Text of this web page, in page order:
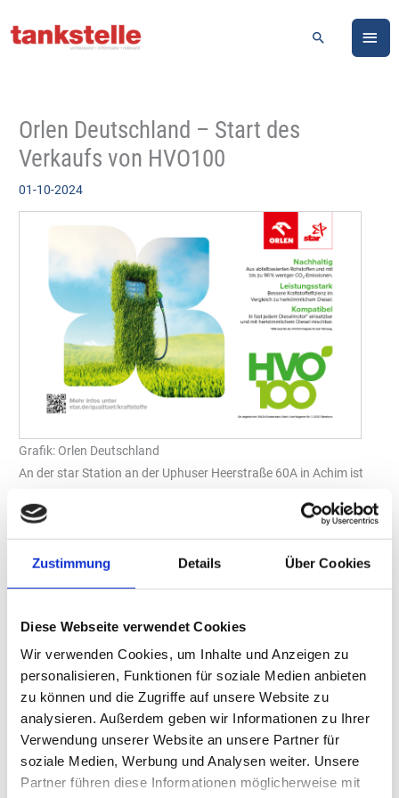
Zustimmung Details Über Cookies
Diese Webseite verwendet Cookies
Wir verwenden Cookies, um Inhalte und Anzeigen zu
personalisieren, Funktionen für soziale Medien anbieten
zu können und die Zugriffe auf unsere Website zu
analysieren. Außerdem geben wir Informationen zu Ihrer
Verwendung unserer Website an unsere Partner für
soziale Medien, Werbung und Analysen weiter. Unsere
Partner führen diese Informationen möglicherweise mit
Inhalt
Suchen
Orlen Deutschland – Start des
Verkaufs von HVO100
01-10-2024
Grafik: Orlen Deutschland
An der star Station an der Uphuser Heerstraße 60A in Achim ist
Verkauf von HVO100 geht einher mit dem strategischen Ziel von
ORLEN Deutschland, das Angebot an klimafreundlichen,
nachhaltigen Kraftstoffen auszubauen und CO
-Emissionen
kontinuierlich zu reduzieren.
Deutschland verkauft werden.HVO100 (Hydrotreated Vegetable
Oils) wird aus Rest- und Abfallstoffen (Pflanzenölen) hergestellt
und kann den Ausstoß von Treibhausgasen um bis zu 90 Prozent
senken. Darüber hinaus verbrennt der alternative Dieselkraftstoff
sauberer und wirkt sich durch die Verringerung der
Schadstoffbelastung positiv auf die Luftqualität aus. HVO100 ist
für Dieselfahrzeuge ohne Umrüstung geeignet, die der
Fahrzeughersteller dafür freigegeben hat.